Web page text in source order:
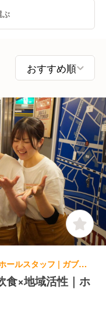
ぶ
焼き鳥, 居酒屋 | レストランサービス・ホールスタッフ | ガブ飲み処 鬼ぞりゴリラ 小倉店
食×地域活性｜ホ